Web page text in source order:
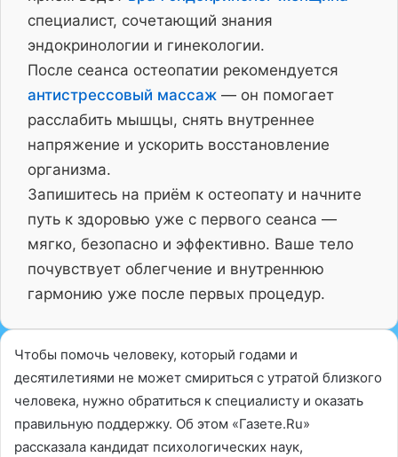
специалист, сочетающий знания
эндокринологии и гинекологии.
После сеанса остеопатии рекомендуется
антистрессовый массаж — он помогает
расслабить мышцы, снять внутреннее
напряжение и ускорить восстановление
организма.
Запишитесь на приём к остеопату и начните
путь к здоровью уже с первого сеанса —
мягко, безопасно и эффективно. Ваше тело
почувствует облегчение и внутреннюю
гармонию уже после первых процедур.
Чтобы помочь человеку, который годами и
десятилетиями не может смириться с утратой близкого
человека, нужно обратиться к специалисту и оказать
правильную поддержку. Об этом «Газете.Ru»
рассказала кандидат психологических наук,